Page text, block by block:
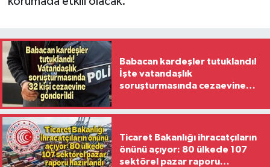
Babacan kardeşler tutuklandı!
İşte vatandaşlık
soruşturmasında cezaevine
Ticaret Bakanlığı ihracatçıların
önünü açıyor: 80 ülkede 107
sektörel pazar raporu